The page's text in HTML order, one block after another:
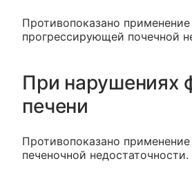
Противопоказано
прогрессирующей почечной
При нарушениях
печени
Противопоказано
печеночной недостаточности.